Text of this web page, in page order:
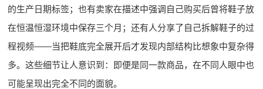
的生产日期标签；也有卖家在描述中强调自己购买后曾将鞋子放
在恒温恒湿环境中保存三个月；还有人分享了自己拆解鞋子的过
程视频——当把鞋底完全展开后才发现内部结构比想象中复杂得
多。这些细节让人意识到：即便是同一款商品，在不同人眼中也
可能呈现出完全不同的面貌。